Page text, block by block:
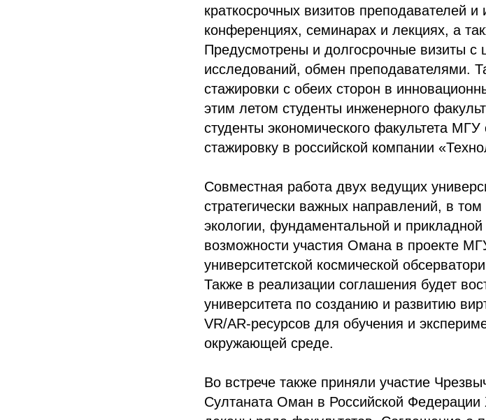
краткосрочных визитов преподавателей
конференциях, семинарах и лекциях, а
Предусмотрены и долгосрочные визиты с
исследований, обмен преподавателями.
стажировки с обеих сторон в
этим летом студенты инженерного
студенты экономического факультета
стажировку в российской компании
Совместная работа двух ведущих
стратегически важных направлений, в
экологии, фундаментальной и
возможности участия Омана в проекте
университетской космической
Также в реализации соглашения будет
университета по созданию и развитию
VR/AR-ресурсов для обучения и
окружающей среде.
Во встрече также приняли участие
Султаната Оман в Российской